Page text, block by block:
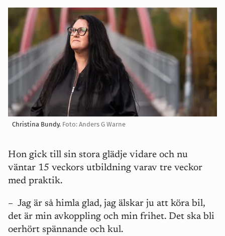
Christina Bundy. Foto: Anders G Warne
Hon gick till sin stora glädje vidare och nu
väntar 15 veckors utbildning varav tre veckor
med praktik.
– Jag är så himla glad, jag älskar ju att köra bil,
det är min avkoppling och min frihet. Det ska bli
oerhört spännande och kul.